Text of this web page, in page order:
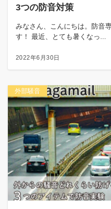
3つの防音対策
みなさん、こんにちは。防音
す！ 最近、とても暑くなっ...
2022年6月30日
外部騒音